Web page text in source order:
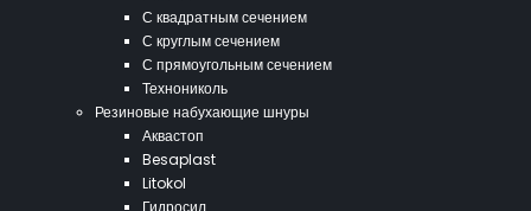
С квадратным сечением
С круглым сечением
С прямоугольным сечением
Технониколь
Резиновые набухающие шнуры
Аквастоп
Besaplast
Litokol
Гидросил